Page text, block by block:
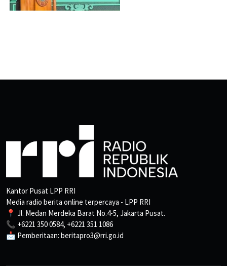
Kantor Pusat LPP RRI
Media radio berita online terpercaya - LPP RRI
📍 Jl. Medan Merdeka Barat No.4-5, Jakarta Pusat.
📞 +6221 350 0584, +6221 351 1086
📩 Pemberitaan: beritapro3@rri.go.id